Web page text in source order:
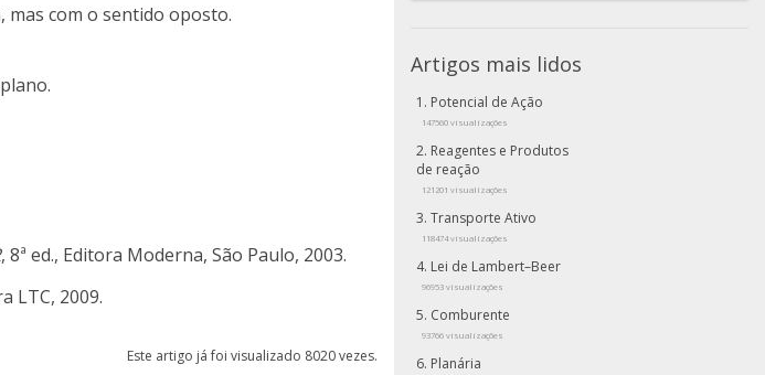
com o sentido oposto.
, 8ª ed., Editora Moderna, São Paulo, 2003.
LTC, 2009.
Este artigo já foi visualizado 8020 vezes.
Artigos mais lidos
Potencial de Ação
147560 visualizações
Reagentes e Produtos
de reação
121201 visualizações
Transporte Ativo
118474 visualizações
Lei de Lambert–Beer
96953 visualizações
Comburente
93766 visualizações
Planária